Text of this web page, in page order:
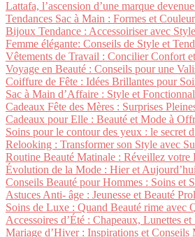
Lattafa, l’ascension d’une marque
Tendances Sac à Main : Formes et
Bijoux Tendance : Accessoiriser avec Style
Femme élégante: Conseils de Style et
Vêtements de Travail : Concilier Confort
Voyage en Beauté : Conseils pour une
Coiffure de Fête : Idées Brillantes pour
Sac à Main d’Affaire : Style et
Cadeaux Fête des Mères : Surprises
Cadeaux pour Elle : Beauté et Mode à
Soins pour le contour des yeux : le secret
Relooking : Transformer son Style avec
Routine Beauté Matinale : Réveillez votre
Évolution de la Mode : Hier et Aujourd’hui
Conseils Beauté pour Hommes : Soins et
Astuces Anti- âge : Jeunesse et Beauté
Soins de Luxe : Quand Beauté rime avec
Accessoires d’Été : Chapeaux, Lunettes et
Mariage d’Hiver : Inspirations et Conseils